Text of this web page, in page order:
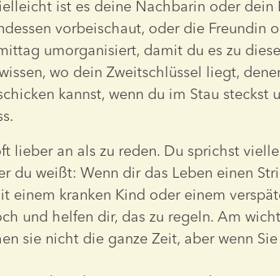
ist es deine Nachbarin oder dein
vorbeischaut, oder die Freundin
umorganisiert, damit du es zu
wo dein Zweitschlüssel liegt,
kannst, wenn du im Stau steckst
lieber an als zu reden. Du sprichst
du weißt: Wenn dir das Leben einen
einem kranken Kind oder einem
und helfen dir, das zu regeln. Am
sie nicht die ganze Zeit, aber wenn